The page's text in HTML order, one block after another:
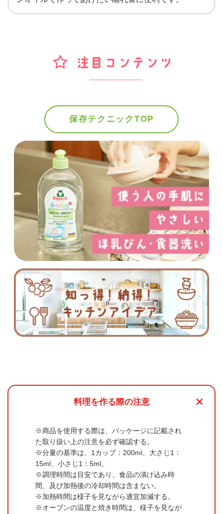
保存テクニックTOP
+
料理を作る際の注意
商品を使用する際は、パッケージに記載され
た取り扱い上の注意を必ず確認する。
分量の基準は、1カップ：200ml、大さじ1：
15ml、小さじ1：5ml。
調理時間は目安であり、食品の漬け込み時
間、及び加熱後の冷却時間は含まない。
加熱時間は様子を見ながら適宜加減する。
オーブンの温度と焼き時間は、様子を見なが